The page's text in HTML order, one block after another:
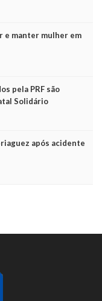
e manter mulher em
pela PRF são
Solidário
após acidente